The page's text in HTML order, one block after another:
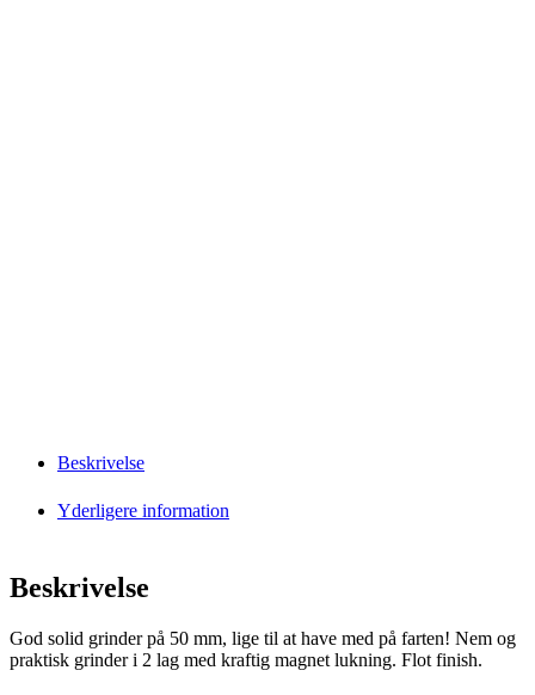
Beskrivelse
Yderligere information
Beskrivelse
God solid grinder på 50 mm, lige til at have med på farten! Nem og
praktisk grinder i 2 lag med kraftig magnet lukning. Flot finish.